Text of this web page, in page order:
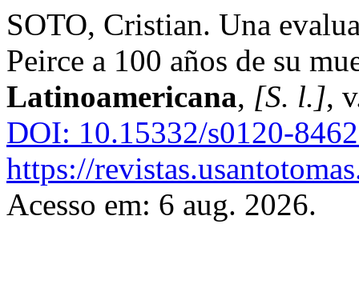
SOTO, Cristian. Una
Peirce a 100 años de su
Latinoamericana, [S. l.],
DOI: 10.15332/s0120-
https://
Acesso em: 6 aug. 2026.